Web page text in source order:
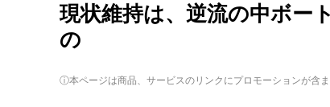
現状維持は、逆流の中ボー
の
ⓘ本ページは商品、サービスのリンクにプロモーションが含